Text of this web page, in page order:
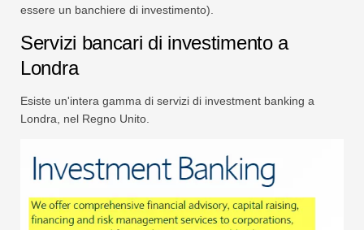
essere un banchiere di investimento).
Servizi bancari di investimento a
Londra
Esiste un'intera gamma di servizi di investment banking a
Londra, nel Regno Unito.